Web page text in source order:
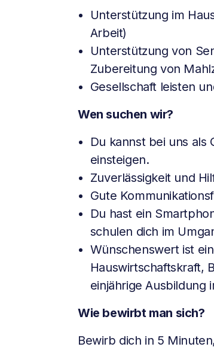
Unterstützung im
Arbeit)
Unterstützung von
Zubereitung von
Gesellschaft leisten
Wen suchen wir?
Du kannst bei uns als
einsteigen.
Zuverlässigkeit und
Gute
Du hast ein
schulen dich im
Wünschenswert ist
Hauswirtschaftskraft,
einjährige Ausbildung
Wie bewirbt man sich?
Bewirb dich in 5